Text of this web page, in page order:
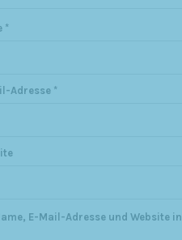
*
Adresse *
E-Mail-Adresse und Website